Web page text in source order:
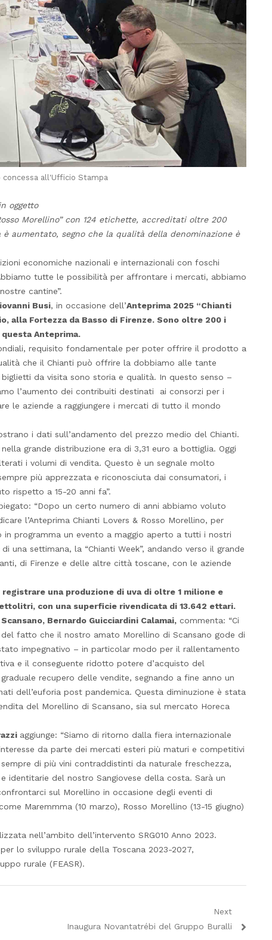
all'Ufficio Stampa
oggetto
Morellino” con 124 etichette, accreditati oltre 200
aumentato, segno che la qualità della denominazione è
economiche nazionali e internazionali con foschi
tutte le possibilità per affrontare i mercati, abbiamo
cantine”.
Busi, in occasione dell’Anteprima 2025 “Chianti
alla Fortezza da Basso di Firenze. Sono oltre 200 i
Anteprima.
requisito fondamentale per poter offrire il prodotto a
che il Chianti può offrire la dobbiamo alle tante
da visita sono storia e qualità. In questo senso –
l’aumento dei contribuiti destinati ai consorzi per i
le aziende a raggiungere i mercati di tutto il mondo
i dati sull’andamento del prezzo medio del Chianti.
grande distribuzione era di 3,31 euro a bottiglia. Oggi
i volumi di vendita. Questo è un segnale molto
più apprezzata e riconosciuta dai consumatori, i
rispetto a 15-20 anni fa”.
“Dopo un certo numero di anni abbiamo voluto
l’Anteprima Chianti Lovers & Rosso Morellino, per
in programma un evento a maggio aperto a tutti i nostri
una settimana, la “Chianti Week”, andando verso il grande
di Firenze e delle altre città toscane, con le aziende
una produzione di uva di oltre 1 milione e
con una superficie rivendicata di 13.642 ettari.
Bernardo Guicciardini Calamai, commenta: “Ci
fatto che il nostro amato Morellino di Scansano gode di
impegnativo – in particolar modo per il rallentamento
e il conseguente ridotto potere d’acquisto del
recupero delle vendite, segnando a fine anno un
dell’euforia post pandemica. Questa diminuzione è stata
del Morellino di Scansano, sia sul mercato Horeca
aggiunge: “Siamo di ritorno dalla fiera internazionale
da parte dei mercati esteri più maturi e competitivi
di più vini contraddistinti da naturale freschezza,
identitarie del nostro Sangiovese della costa. Sarà un
sul Morellino in occasione degli eventi di
Maremmma (10 marzo), Rosso Morellino (13-15 giugno)
nell’ambito dell’intervento SRG010 Anno 2023.
lo sviluppo rurale della Toscana 2023-2027,
rurale (FEASR).
Next
Next
Inaugura Novantatrébi del Gruppo Buralli